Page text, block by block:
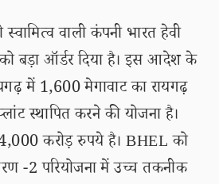
स्वामित्व वाली कंपनी भारत हेवी
बड़ा ऑर्डर दिया है। इस आदेश के
में 1,600 मेगावाट का रायगढ़
स्थापित करने की योजना है।
करोड़ रुपये है। BHEL को
-2 परियोजना में उच्च तकनीक